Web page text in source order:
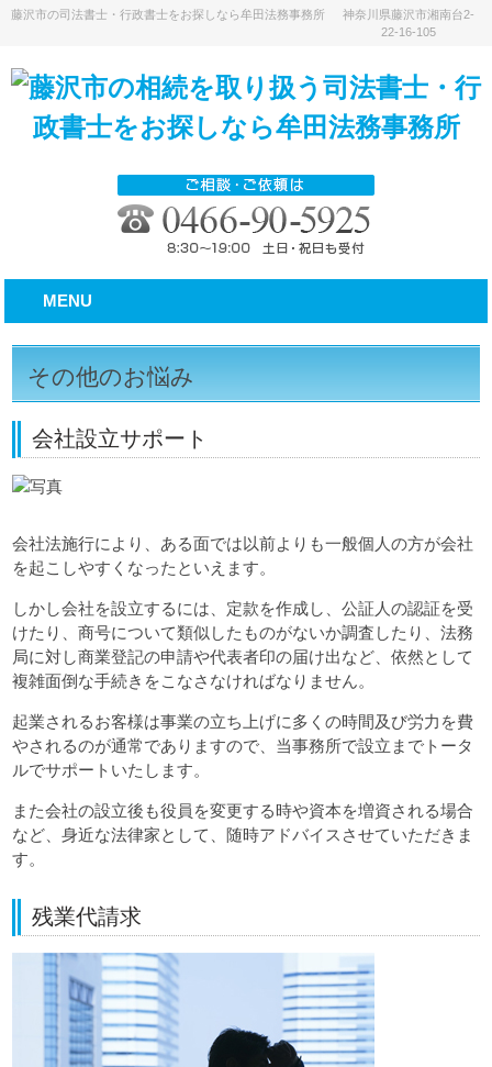
藤沢市の司法書士・行政書士をお探しなら牟田法務事務所
神奈川県藤沢市湘南台2-
22-16-105
MENU
その他のお悩み
会社設立サポート
会社法施行により、ある面では以前よりも一般個人の方が会社
を起こしやすくなったといえます。
しかし会社を設立するには、定款を作成し、公証人の認証を受
けたり、商号について類似したものがないか調査したり、法務
局に対し商業登記の申請や代表者印の届け出など、依然として
複雑面倒な手続きをこなさなければなりません。
起業されるお客様は事業の立ち上げに多くの時間及び労力を費
やされるのが通常でありますので、当事務所で設立までトータ
ルでサポートいたします。
また会社の設立後も役員を変更する時や資本を増資される場合
など、身近な法律家として、随時アドバイスさせていただきま
す。
残業代請求